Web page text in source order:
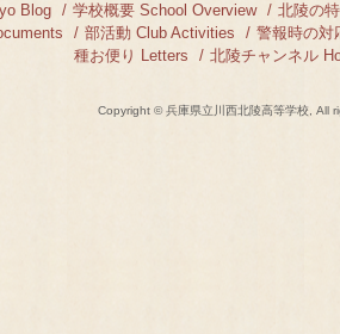
Blog 学校概要 School Overview 北陵の
部活動 Club Activities 警報時の対
種お便り Letters
北陵チャンネル
Copyright © 兵庫県立川西北陵高等学校, All